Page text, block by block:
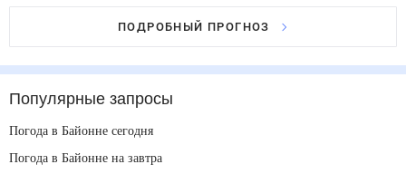
ПОДРОБНЫЙ ПРОГНОЗ
Популярные запросы
Погода в Байонне сегодня
Погода в Байонне на завтра